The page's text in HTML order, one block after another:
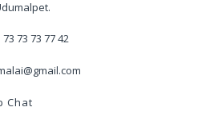
73 73 77 42
Chat